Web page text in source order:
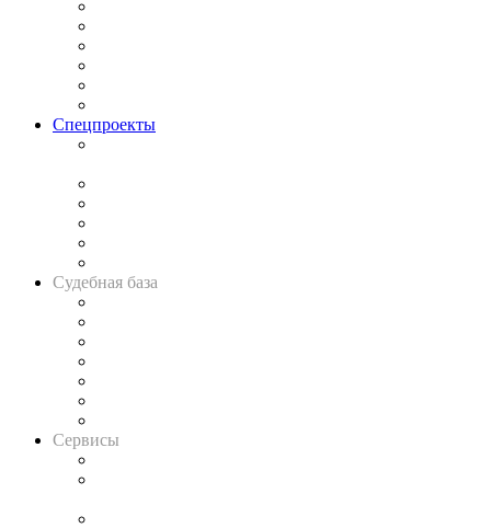
Спецпроекты
Судебная база
Сервисы